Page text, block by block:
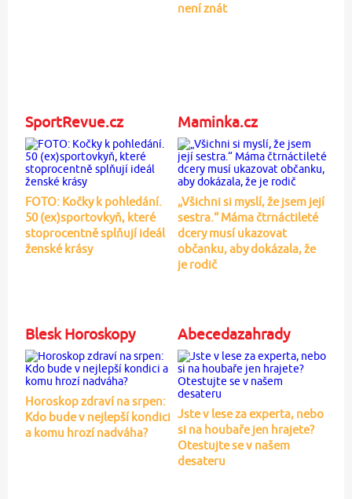
není znát
SportRevue.cz
FOTO: Kočky k pohledání.
50 (ex)sportovkyň, které
stoprocentně splňují ideál
ženské krásy
Maminka.cz
„Všichni si myslí, že jsem její
sestra.“ Máma čtrnáctileté
dcery musí ukazovat
občanku, aby dokázala, že
je rodič
Blesk Horoskopy
Horoskop zdraví na srpen:
Kdo bude v nejlepší kondici
a komu hrozí nadváha?
Abecedazahrady
Jste v lese za experta, nebo
si na houbaře jen hrajete?
Otestujte se v našem
desateru